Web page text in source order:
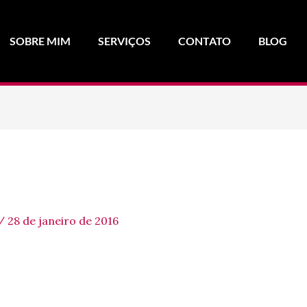
SOBRE MIM SERVIÇOS CONTATO BLOG
/ 28 de janeiro de 2016